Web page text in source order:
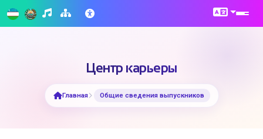
Центр карьеры
Главная Общие сведения выпускников